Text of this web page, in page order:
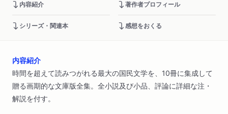
内容紹介 著作者プロフィール
シリーズ・関連本 感想をおくる
内容紹介
時間を超えて読みつがれる最大の国民文学を、10冊に集成して
贈る画期的な文庫版全集。全小説及び小品、評論に詳細な注・
解説を付す。